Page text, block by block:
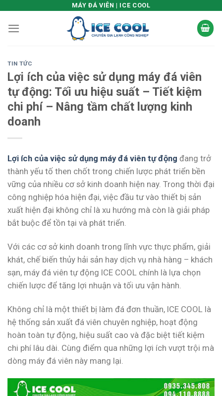
content
MÁY ĐÁ VIÊN | ICE COOL
TIN TỨC
Lợi ích của việc sử dụng máy đá viên
tự động: Tối ưu hiệu suất – Tiết kiệm
chi phí – Nâng tầm chất lượng kinh
doanh
Lợi ích của việc sử dụng máy đá viên tự động đang trở
thành yếu tố then chốt trong chiến lược phát triển bền
vững của nhiều cơ sở kinh doanh hiện nay. Trong thời đại
công nghiệp hóa hiện đại, việc đầu tư vào thiết bị sản
xuất hiện đại không chỉ là xu hướng mà còn là giải pháp
bắt buộc để tồn tại và phát triển.
Với các cơ sở kinh doanh trong lĩnh vực thực phẩm, giải
khát, chế biến thủy hải sản hay dịch vụ nhà hàng – khách
sạn, máy đá viên tự động ICE COOL chính là lựa chọn
chiến lược để tăng lợi nhuận và tối ưu vận hành.
Không chỉ là một thiết bị làm đá đơn thuần, ICE COOL là
hệ thống sản xuất đá viên chuyên nghiệp, hoạt động
hoàn toàn tự động, hiệu suất cao và đặc biệt tiết kiệm
chi phí lâu dài. Cùng điểm qua những lợi ích vượt trội mà
dòng máy đá viên này mang lại.